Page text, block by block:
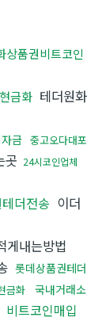
상품권비트코인
금화 테더원화
금 중고오다대포
곳 24시코인업체
더전송 이더
게내는방법
롯데상품권테더
금화
국내거래소
비트코인매입